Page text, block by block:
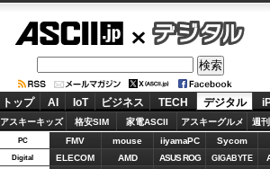
デジタル
トップ AI IoT ビジネス TECH デジタル
アスキーキッズ 格安SIM 家電ASCII アスキーグルメ 週
PC FMV mouse iiyamaPC Sycom
Digital ELECOM AMD ASUS ROG GIGABYTE